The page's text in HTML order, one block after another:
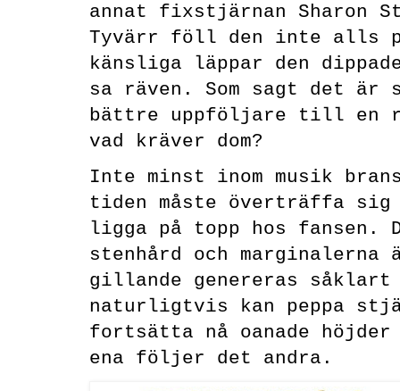
annat fixstjärnan Sharon
Tyvärr föll den inte alls
känsliga läppar den
sa räven. Som sagt det
bättre uppföljare till en
vad kräver dom?
Inte minst inom musik
tiden måste överträffa
ligga på topp hos fansen.
stenhård och marginalerna
gillande genereras såklart
naturligtvis kan peppa
fortsätta nå oanade höjder
ena följer det andra.